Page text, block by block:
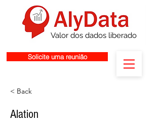
Valor dos dados liberado
Solicite uma reunião
< Back
Alation